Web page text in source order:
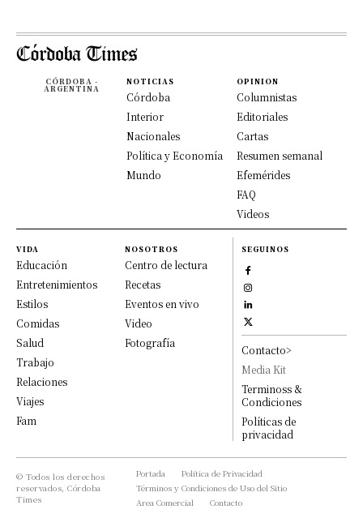
CÓRDOBA -
ARGENTINA
NOTICIAS
Córdoba
Interior
Nacionales
Política y Economía
Mundo
OPINION
Columnistas
Editoriales
Cartas
Resumen semanal
Efemérides
FAQ
Videos
VIDA
Educación
Entretenimientos
Estilos
Comidas
Salud
Trabajo
Relaciones
Viajes
Fam
NOSOTROS
Centro de lectura
Recetas
Eventos en vivo
Video
Fotografía
SEGUINOS
Contacto>
Media Kit
Terminoss &
Condiciones
Políticas de
privacidad
© Todos los derechos
reservados, Córdoba
Times
Portada
Política de Privacidad
Términos y Condiciones de Uso del Sitio
Area Comercial
Contacto